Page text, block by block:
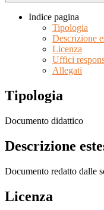
Indice pagina
Tipologia
Descrizione
Licenza
Uffici
Allegati
Tipologia
Documento didattico
Descrizione
Documento redatto dalle
Licenza